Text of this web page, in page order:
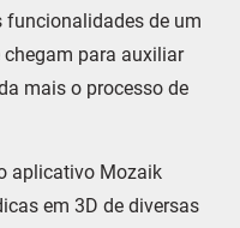
de um
para auxiliar
mais o processo de
aplicativo Mozaik
em 3D de diversas